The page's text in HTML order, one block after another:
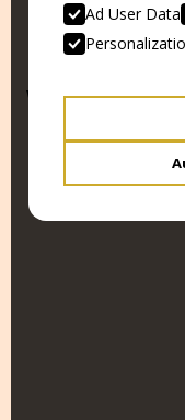
WEITERE
Ad User Data